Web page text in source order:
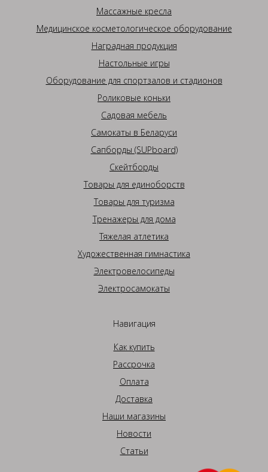
Массажные кресла
Медицинское косметологическое оборудование
Наградная продукция
Настольные игры
Оборудование для спортзалов и стадионов
Роликовые коньки
Садовая мебель
Самокаты в Беларуси
Сапборды (SUPboard)
Скейтборды
Товары для единоборств
Товары для туризма
Тренажеры для дома
Тяжелая атлетика
Художественная гимнастика
Электровелосипеды
Электросамокаты
Навигация
Как купить
Рассрочка
Оплата
Доставка
Наши магазины
Новости
Статьи